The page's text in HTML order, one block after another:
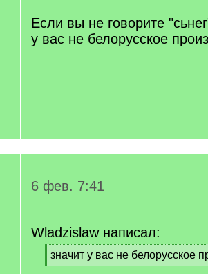
q
]
Если вы не говорите
у вас не белорусское
6 фев. 7:41
Wladzislaw написал:
[
q
значит у вас не белорусское
[